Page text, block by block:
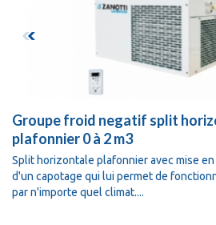
Groupe froid negatif split
plafonnier 0 à 2 m3
Split horizontale plafonnier avec mise
d'un capotage qui lui permet de
par n'importe quel climat....